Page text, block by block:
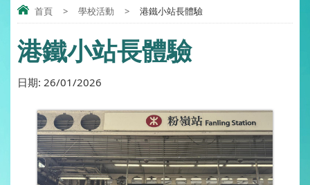
首頁 > 學校活動 > 港鐵小站長體驗
港鐵小站長體驗
日期: 26/01/2026